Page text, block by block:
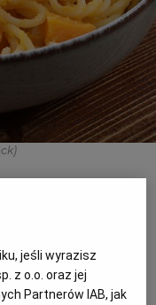
niecodziennie,
jest
jeśli wyrazisz
z o.o. oraz jej
Partnerów IAB, jak